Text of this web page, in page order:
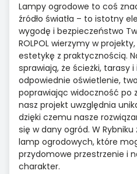
Lampy ogrodowe to coś
źródło światła – to istotny
wygodę i bezpieczeństwo
ROLPOL wierzymy w
estetykę z praktycznością.
sprawiają, że ścieżki, tarasy
odpowiednie oświetlenie,
poprawiając widoczność po
nasz projekt uwzględnia
dzięki czemu nasze
się w dany ogród. W
lamp ogrodowych, które
przydomowe przestrzenie i
charakter.